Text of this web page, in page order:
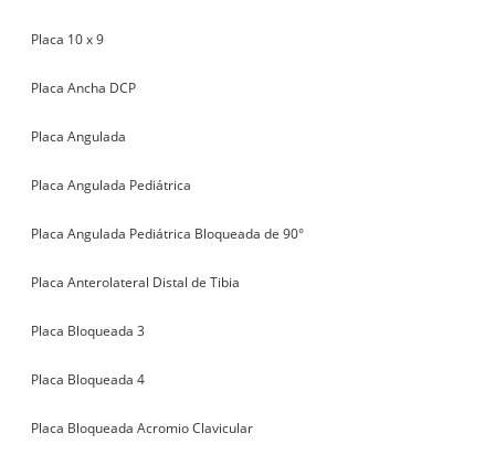
Placa 10 x 9
Placa Ancha DCP
Placa Angulada
Placa Angulada Pediátrica
Placa Angulada Pediátrica Bloqueada de 90°
Placa Anterolateral Distal de Tibia
Placa Bloqueada 3
Placa Bloqueada 4
Placa Bloqueada Acromio Clavicular